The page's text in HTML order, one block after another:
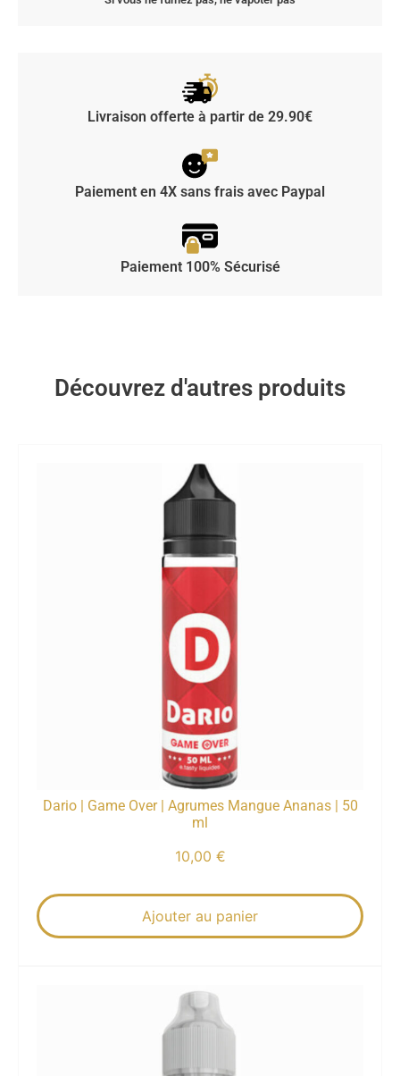
Livraison offerte à partir de 29.90€
Paiement en 4X sans frais avec Paypal
Paiement 100% Sécurisé
Découvrez d'autres produits
Dario | Game Over | Agrumes Mangue Ananas | 50
ml
10,00 €
Ajouter au panier